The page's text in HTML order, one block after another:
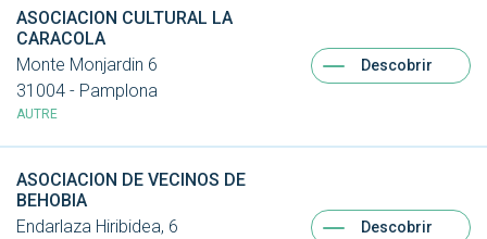
ASOCIACION CULTURAL LA
CARACOLA
Monte Monjardin 6
31004 - Pamplona
AUTRE
Descobrir
ASOCIACION DE VECINOS DE
BEHOBIA
Endarlaza Hiribidea, 6
Descobrir